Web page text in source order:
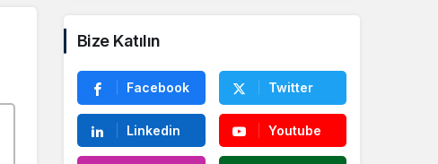
Bize Katılın
Facebook Twitter
Linkedin Youtube